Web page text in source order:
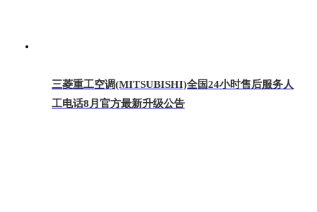
三菱重工空调(MITSUBISHI)全国24小时售后服务人
工电话8月官方最新升级公告